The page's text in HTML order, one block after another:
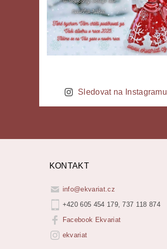
Sledovat na Instagramu
KONTAKT
info@ekvariat.cz
+420 605 454 179, 737 118 874
Facebook Ekvariat
ekvariat